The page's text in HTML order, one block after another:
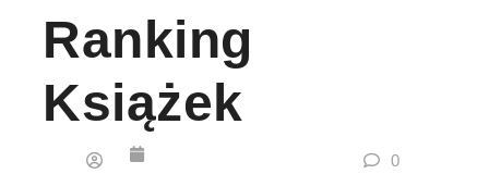
Ranking
Książek
0